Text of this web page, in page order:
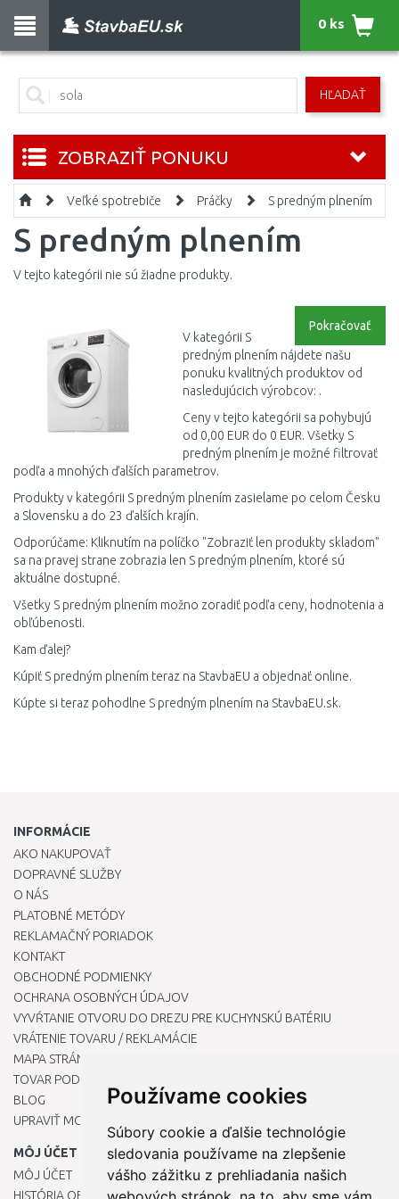
Používame cookies
Súbory cookie a ďalšie technológie
sledovania používame na zlepšenie
vášho zážitku z prehliadania našich
HĽADAŤ
0 ks
ZOBRAZIŤ PONUKU
Veľké spotrebiče Práčky S predným plnením
S predným plnením
V tejto kategórii nie sú žiadne produkty.
Pokračovať
V kategórii S
predným plnením nájdete našu
ponuku kvalitných produktov od
nasledujúcich výrobcov: .
Ceny v tejto kategórii sa pohybujú
od 0,00 EUR do 0 EUR. Všetky S
predným plnením je možné filtrovať
podľa a mnohých ďalších parametrov.
Produkty v kategórii S predným plnením zasielame po celom Česku
a Slovensku a do 23 ďalších krajín.
Odporúčame: Kliknutím na políčko "Zobraziť len produkty skladom"
sa na pravej strane zobrazia len S predným plnením, ktoré sú
aktuálne dostupné.
Všetky S predným plnením možno zoradiť podľa ceny, hodnotenia a
obľúbenosti.
Kam ďalej?
Kúpiť S predným plnením teraz na StavbaEU a objednať online.
Kúpte si teraz pohodlne S predným plnením na StavbaEU.sk.
INFORMÁCIE
AKO NAKUPOVAŤ
DOPRAVNÉ SLUŽBY
O NÁS
PLATOBNÉ METÓDY
REKLAMAČNÝ PORIADOK
KONTAKT
OBCHODNÉ PODMIENKY
OCHRANA OSOBNÝCH ÚDAJOV
VYVŔTANIE OTVORU DO DREZU PRE KUCHYNSKÚ BATÉRIU
VRÁTENIE TOVARU / REKLAMÁCIE
MAPA STRÁNOK
TOVAR PODĽA ZNAČIEK
BLOG
UPRAVIŤ MOJE PREDVOĽBY COOKIES
MÔJ ÚČET
MÔJ ÚČET
HISTÓRIA OBJEDNÁVOK